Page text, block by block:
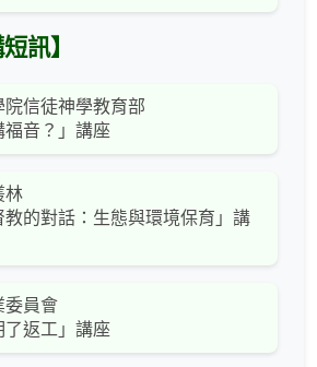
訊】
信徒神學教育部
音？」講座
林
的對話：生態與環境保育」講
委員會
返工」講座